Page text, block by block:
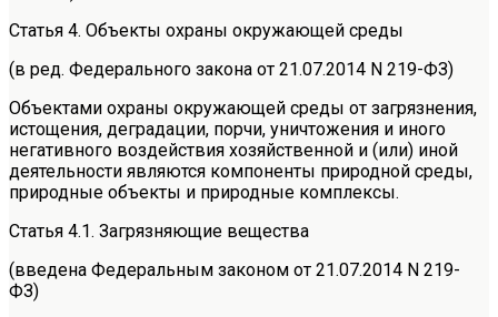
Статья 4. Объекты охраны окружающей среды
(в ред. Федерального закона от 21.07.2014 N 219-ФЗ)
Объектами охраны окружающей среды от загрязнения,
истощения, деградации, порчи, уничтожения и иного
негативного воздействия хозяйственной и (или) иной
деятельности являются компоненты природной среды,
природные объекты и природные комплексы.
Статья 4.1. Загрязняющие вещества
(введена Федеральным законом от 21.07.2014 N 219-
ФЗ)